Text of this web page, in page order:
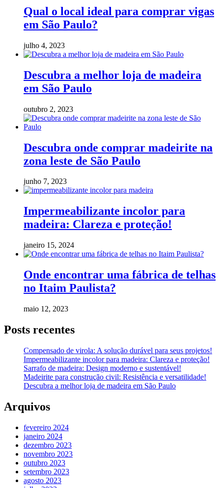
Qual o local ideal para comprar vigas
em São Paulo?
julho 4, 2023
Descubra a melhor loja de madeira
em São Paulo
outubro 2, 2023
Descubra onde comprar madeirite na
zona leste de São Paulo
junho 7, 2023
Impermeabilizante incolor para
madeira: Clareza e proteção!
janeiro 15, 2024
Onde encontrar uma fábrica de telhas
no Itaim Paulista?
maio 12, 2023
Posts recentes
Compensado de virola: A solução durável para seus projetos!
Impermeabilizante incolor para madeira: Clareza e proteção!
Sarrafo de madeira: Design moderno e sustentável!
Madeirite para construção civil: Resistência e versatilidade!
Descubra a melhor loja de madeira em São Paulo
Arquivos
fevereiro 2024
janeiro 2024
dezembro 2023
novembro 2023
outubro 2023
setembro 2023
agosto 2023